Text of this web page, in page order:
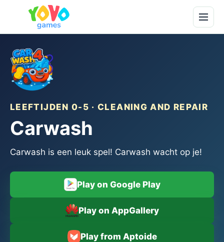
LEEFTIJDEN 0-5 · CLEANING AND REPAIR
Carwash
Carwash is een leuk spel! Carwash wacht op je!
Play on Google Play
Play on AppGallery
Play from Aptoide